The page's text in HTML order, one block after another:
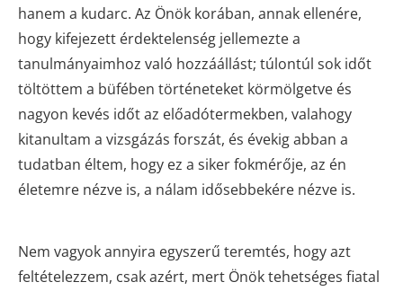
hanem a kudarc. Az Önök korában, annak ellenére,
hogy kifejezett érdektelenség jellemezte a
tanulmányaimhoz való hozzáállást; túlontúl sok időt
töltöttem a büfében történeteket körmölgetve és
nagyon kevés időt az előadótermekben, valahogy
kitanultam a vizsgázás forszát, és évekig abban a
tudatban éltem, hogy ez a siker fokmérője, az én
életemre nézve is, a nálam idősebbekére nézve is.
Nem vagyok annyira egyszerű teremtés, hogy azt
feltételezzem, csak azért, mert Önök tehetséges fiatal